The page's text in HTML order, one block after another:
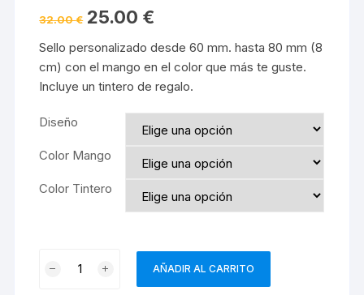
32.00€ 25.00 €
Sello personalizado desde 60 mm. hasta 80 mm (8
cm) con el mango en el color que más te guste.
Incluye un tintero de regalo.
Diseño
Color Mango
Color Tintero
Personalizado
AÑADIR AL CARRITO